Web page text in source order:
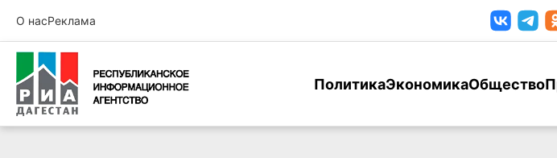
О насРеклама
ПолитикаЭкономикаОбщество